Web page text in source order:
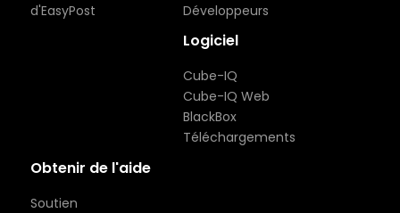
d'EasyPost
Développeurs
Logiciel
Cube-IQ
Cube-IQ Web
BlackBox
Téléchargements
Obtenir de l'aide
Soutien